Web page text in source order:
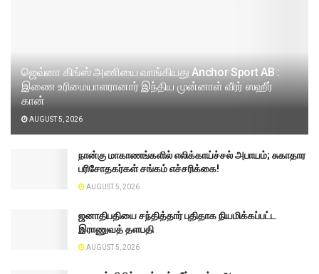
ஜெவ்னா கிங்ஸ் அணியை வாங்கியது Anchor Sport AB :
இணை உரிமையாளரானார் இந்திய முன்னாள் வீரர் ஸஹீர்
கான்
AUGUST 5, 2026
நான்கு மாகாணங்களில் எலிக்காய்ச்சல் அபாயம்; சுகாதார
பரிசோதகர்கள் சங்கம் எச்சரிக்கை!
AUGUST 5, 2026
ஜனாதிபதியை சந்தித்தார் புதிதாக நியமிக்கப்பட்ட
இராணுவத் தளபதி
AUGUST 5, 2026